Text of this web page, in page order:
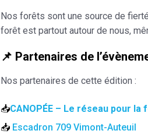
Nos forêts sont une source de
forêt est partout autour de nous,
📌 Partenaires de
Nos partenaires de cette édition :
📥CANOPÉE – Le réseau pour la
📥 Escadron 709 Vimont-Auteuil